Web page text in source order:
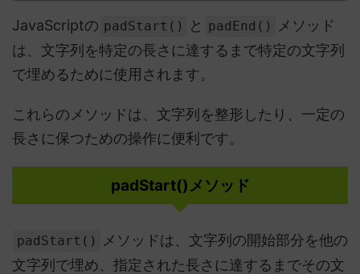
JavaScriptの padStart() と padEnd()
メソッド
は、文字列を特定の長さに達するまで特定の文字列
で埋めるために使用されます。
これらのメソッドは、文字列を整形したり、一定の
長さに保つための操作に便利です。
padStart()メソッド
padStart()
メソッドは、文字列の開始部分を他の
文字列で埋め、指定された長さに達するまでその文